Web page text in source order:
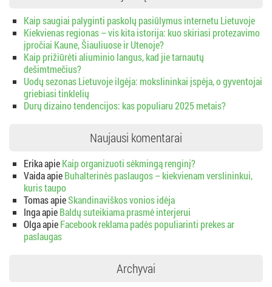
Kaip saugiai palyginti paskolų pasiūlymus internetu Lietuvoje
Kiekvienas regionas – vis kita istorija: kuo skiriasi protezavimo
įpročiai Kaune, Šiauliuose ir Utenoje?
Kaip prižiūrėti aliuminio langus, kad jie tarnautų
dešimtmečius?
Uodų sezonas Lietuvoje ilgėja: mokslininkai įspėja, o gyventojai
griebiasi tinklelių
Durų dizaino tendencijos: kas populiaru 2025 metais?
Naujausi komentarai
ErikaapieKaip organizuoti sėkmingą renginį?
VaidaapieBuhalterinės paslaugos – kiekvienam verslininkui,
kuris taupo
TomasapieSkandinaviškos vonios idėja
IngaapieBaldų suteikiama prasmė interjerui
OlgaapieFacebook reklama padės populiarinti prekes ar
paslaugas
Archyvai